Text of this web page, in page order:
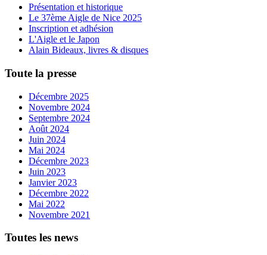
Présentation et historique
Le 37ème Aigle de Nice 2025
Inscription et adhésion
L'Aigle et le Japon
Alain Bideaux, livres & disques
Toute la presse
Décembre 2025
Novembre 2024
Septembre 2024
Août 2024
Juin 2024
Mai 2024
Décembre 2023
Juin 2023
Janvier 2023
Décembre 2022
Mai 2022
Novembre 2021
Toutes les news